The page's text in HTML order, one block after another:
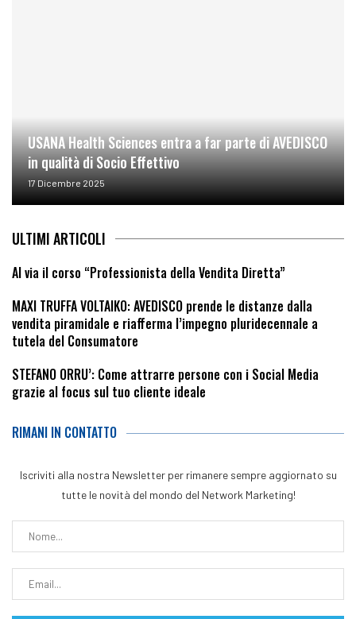
USANA Health Sciences entra a far parte di AVEDISCO
in qualità di Socio Effettivo
17 Dicembre 2025
ULTIMI ARTICOLI
Al via il corso “Professionista della Vendita Diretta”
MAXI TRUFFA VOLTAIKO: AVEDISCO prende le distanze dalla
vendita piramidale e riafferma l’impegno pluridecennale a
tutela del Consumatore
STEFANO ORRU’: Come attrarre persone con i Social Media
grazie al focus sul tuo cliente ideale
RIMANI IN CONTATTO
Iscriviti alla nostra Newsletter per rimanere sempre aggiornato su
tutte le novità del mondo del Network Marketing!